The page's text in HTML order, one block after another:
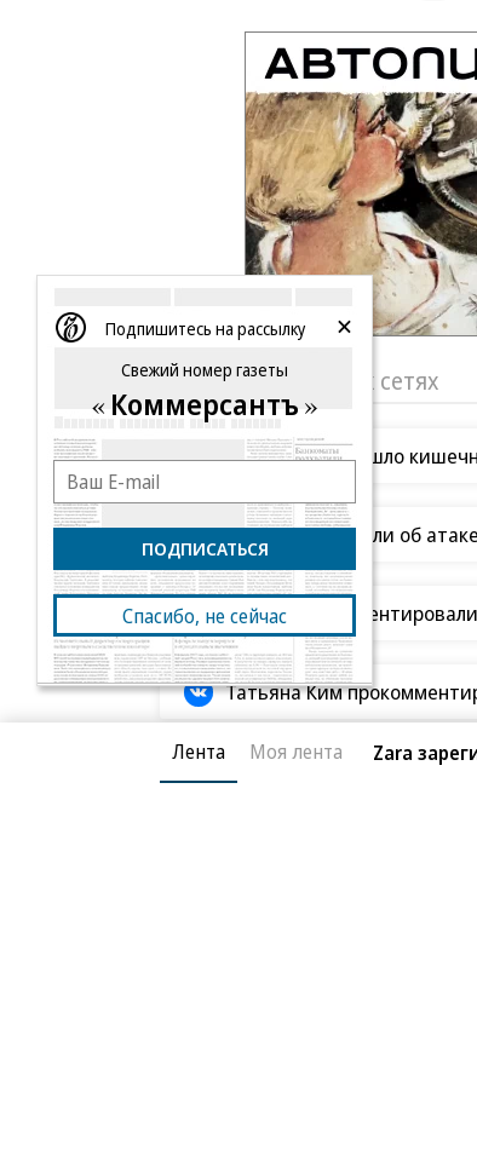
«Ъ» в социальных сетях
Роскачество нашло
В Ozon рассказали об
В ООН
Татьяна Ким
Лента Моя лента Zara
Подпишитесь на рассылку
Свежий номер газеты
Коммерсантъ
ПОДПИСАТЬСЯ
Спасибо, не сейчас